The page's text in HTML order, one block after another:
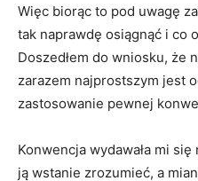
Więc biorąc to pod uwagę
tak naprawdę osiągnąć i co
Doszedłem do wniosku, że
zarazem najprostszym jest
zastosowanie pewnej
Konwencja wydawała mi
ją wstanie zrozumieć, a